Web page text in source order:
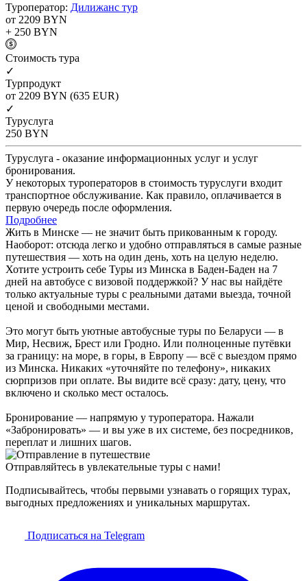
Туроператор: Дилижанс тур
от 2209 BYN
+ 250 BYN
Cтоимость тура
✓
Турпродукт
от 2209 BYN (635 EUR)
✓
Туруслуга
250 BYN
Туруслуга - оказание информационных услуг и услуг
бронирования.
У некоторых туроператоров в стоимость туруслуги входит
транспортное обслуживание. Как правило, оплачивается в
первую очередь после оформления.
Подробнее
Жить в Минске — не значит быть прикованным к городу.
Наоборот: отсюда легко и удобно отправляться в самые разные
путешествия — хоть на один день, хоть на целую неделю.
Хотите устроить себе Туры из Минска в Баден-Баден на 7
дней на автобусе с визовой поддержкой? У нас вы найдёте
только актуальные туры с реальными датами выезда, точной
ценой и свободными местами.
Это могут быть уютные автобусные туры по Беларуси — в
Мир, Несвиж, Брест или Гродно. Или полноценные путёвки
за границу: на море, в горы, в Европу — всё с выездом прямо
из Минска. Никаких «уточняйте по телефону», никаких
сюрпризов при оплате. Вы видите всё сразу: дату, цену, что
включено и сколько мест осталось.
Бронирование — напрямую у туроператора. Нажали
«Забронировать» — и вы уже в их системе, без посредников,
переплат и лишних шагов.
Отправляйтесь в увлекательные туры с нами!
Подписывайтесь, чтобы первыми узнавать о горящих турах,
выгодных предложениях и уникальных маршрутах.
Подписаться на Telegram